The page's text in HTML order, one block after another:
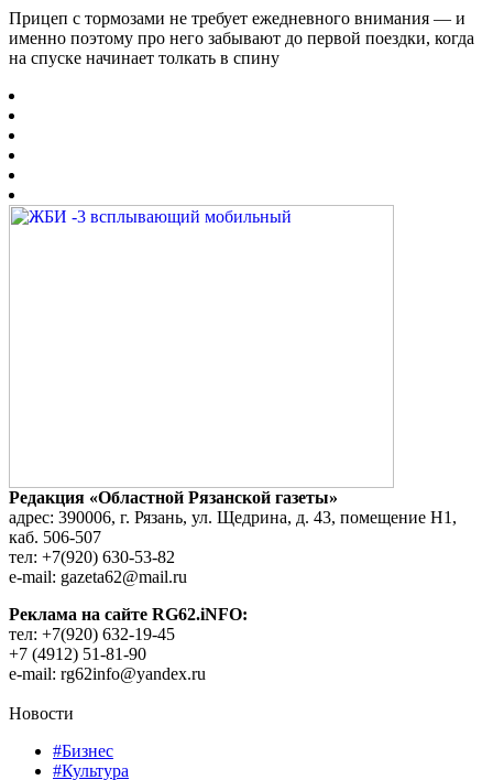
Прицеп с тормозами не требует ежедневного внимания — и
именно поэтому про него забывают до первой поездки, когда
на спуске начинает толкать в спину
Редакция «Областной Рязанской газеты»
адрес: 390006, г. Рязань, ул. Щедрина, д. 43, помещение Н1,
каб. 506-507
тел: +7(920) 630-53-82
e-mail: gazeta62@mail.ru
Реклама на сайте RG62.iNFO:
тел: +7(920) 632-19-45
+7 (4912) 51-81-90
e-mail: rg62info@yandex.ru
Новости
#Бизнес
#Культура